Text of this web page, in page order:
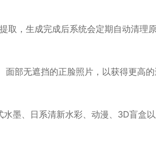
，生成完成后系统会定期自动清理
部无遮挡的正脸照片，以获得更高的
墨、日系清新水彩、动漫、3D盲盒以